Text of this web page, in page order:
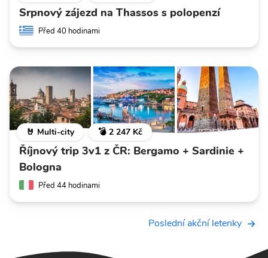
Srpnový zájezd na Thassos s polopenzí
Před 40 hodinami
🤘 Multi-city 💣 2 247 Kč
Říjnový trip 3v1 z ČR: Bergamo + Sardinie +
Bologna
Před 44 hodinami
Poslední akční letenky